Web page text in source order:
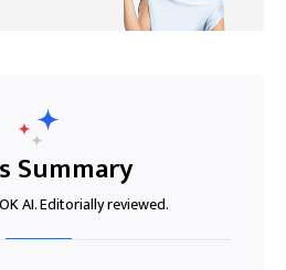
Summary
AI. Editorially reviewed.